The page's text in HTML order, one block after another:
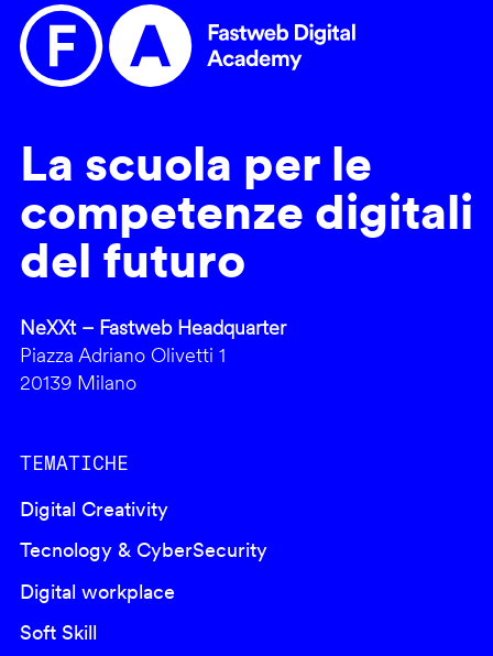
La scuola per le
competenze digitali
del futuro
NeXXt – Fastweb Headquarter
Piazza Adriano Olivetti 1
20139 Milano
TEMATICHE
Digital Creativity
Tecnology & CyberSecurity
Digital workplace
Soft Skill